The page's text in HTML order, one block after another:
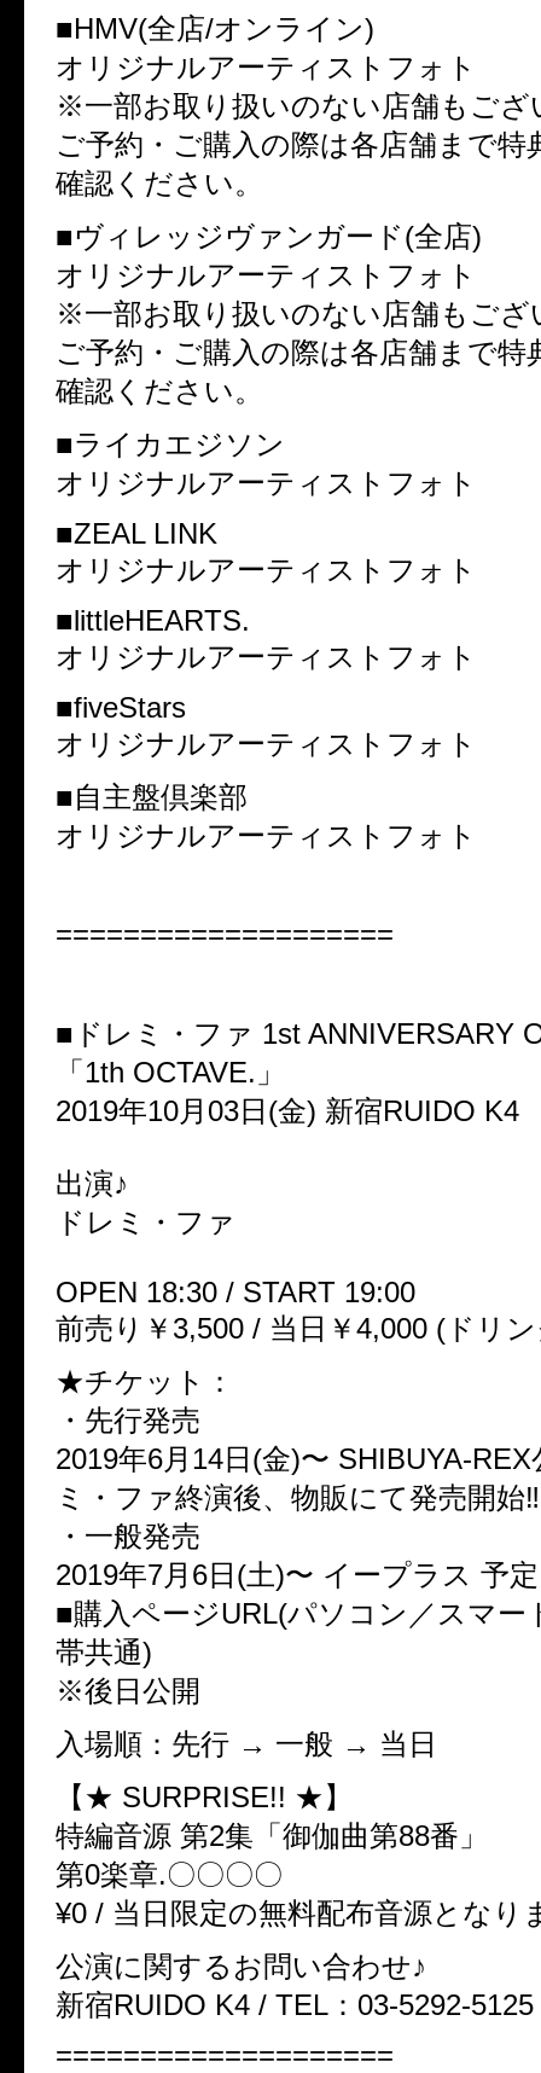
■HMV(全店/オンライン)
オリジナルアーティストフォト
※一部お取り扱いのない店舗もござ
ご予約・ご購入の際は各店舗まで特
確認ください。
■ヴィレッジヴァンガード(全店)
オリジナルアーティストフォト
※一部お取り扱いのない店舗もござ
ご予約・ご購入の際は各店舗まで特
確認ください。
■ライカエジソン
オリジナルアーティストフォト
■ZEAL LINK
オリジナルアーティストフォト
■littleHEARTS.
オリジナルアーティストフォト
■fiveStars
オリジナルアーティストフォト
■自主盤倶楽部
オリジナルアーティストフォト
====================
■ドレミ・ファ 1st ANNIVERSARY
「1th OCTAVE.」
2019年10月03日(金) 新宿RUIDO K4
出演♪
ドレミ・ファ
OPEN 18:30 / START 19:00
前売り￥3,500 / 当日￥4,000 (ドリ
★チケット：
・先行発売
2019年6月14日(金)〜 SHIBUYA-
ミ・ファ終演後、物販にて発売開始‼︎
・一般発売
2019年7月6日(土)〜 イープラス 予定
■購入ページURL(パソコン／スマー
帯共通)
※後日公開
入場順：先行 → 一般 → 当日
【★ SURPRISE!! ★】
特編音源 第2集「御伽曲第88番」
第0楽章.〇〇〇〇
¥0 / 当日限定の無料配布音源となり
公演に関するお問い合わせ♪
新宿RUIDO K4 / TEL：03-5292-5125
====================